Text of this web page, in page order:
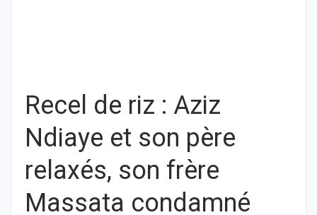
Recel de riz : Aziz
Ndiaye et son père
relaxés, son frère
Massata condamné